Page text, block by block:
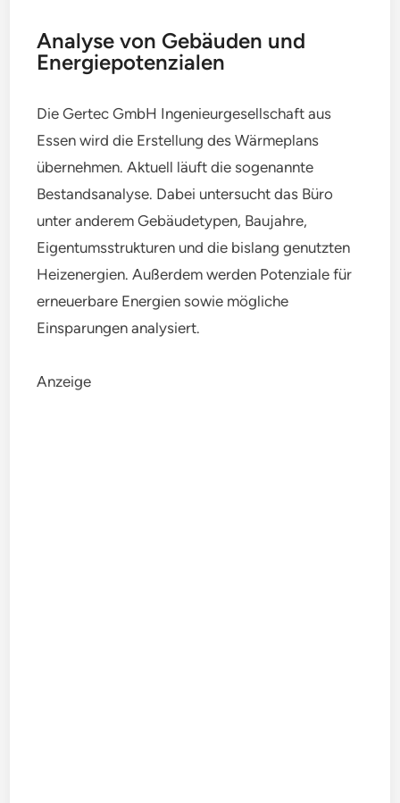
Analyse von Gebäuden und
Energiepotenzialen
Die Gertec GmbH Ingenieurgesellschaft aus
Essen wird die Erstellung des Wärmeplans
übernehmen. Aktuell läuft die sogenannte
Bestandsanalyse. Dabei untersucht das Büro
unter anderem Gebäudetypen, Baujahre,
Eigentumsstrukturen und die bislang genutzten
Heizenergien. Außerdem werden Potenziale für
erneuerbare Energien sowie mögliche
Einsparungen analysiert.
Anzeige